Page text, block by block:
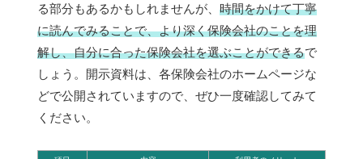
る部分もあるかもしれませんが、 時間をかけて丁寧
に読んでみることで、より深く保険会社のことを理
解し、自分に合った保険会社を選ぶことができるで
しょう。開示資料は、各保険会社のホームページな
どで公開されていますので、ぜひ一度確認してみて
ください。